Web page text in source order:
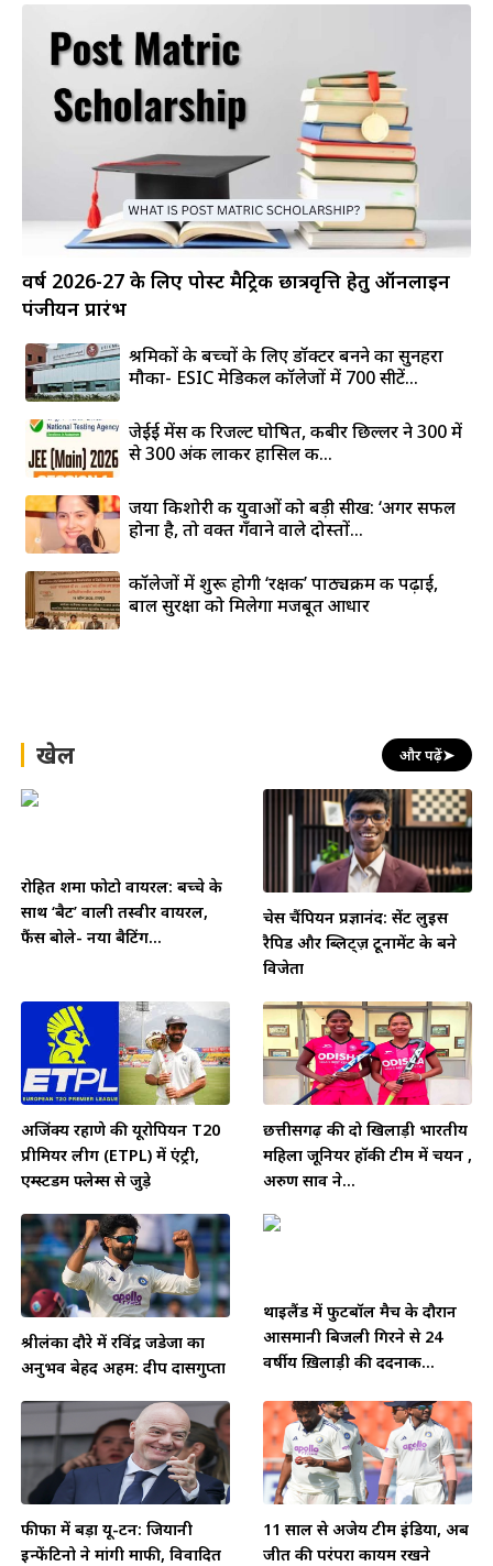
वर्ष 2026-27 के लिए पोस्ट मैट्रिक छात्रवृत्ति हेतु ऑनलाइन
पंजीयन प्रारंभ
श्रमिकों के बच्चों के लिए डॉक्टर बनने का सुनहरा
मौका- ESIC मेडिकल कॉलेजों में 700 सीटें...
जेईई मेंस की रिजल्ट घोषित, कबीर छिल्लर ने 300 में
से 300 अंक लाकर हासिल की...
जया किशोरी की युवाओं को बड़ी सीख: ‘अगर सफल
होना है, तो वक्त गँवाने वाले दोस्तों...
कॉलेजों में शुरू होगी ‘रक्षक’ पाठ्यक्रम की पढ़ाई,
बाल सुरक्षा को मिलेगा मजबूत आधार
खेल और पढ़ें➤
रोहित शर्मा फोटो वायरल: बच्चे के
साथ ‘बैट’ वाली तस्वीर वायरल,
फैंस बोले- नया बैटिंग...
चेस चैंपियन प्रज्ञानंद: सेंट लुइस
रैपिड और ब्लिट्ज़ टूर्नामेंट के बने
विजेता
अजिंक्य रहाणे की यूरोपियन T20
प्रीमियर लीग (ETPL) में एंट्री,
एम्स्टर्डम फ्लेम्स से जुड़े
छत्तीसगढ़ की दो खिलाड़ी भारतीय
महिला जूनियर हॉकी टीम में चयन ,
अरुण साव ने...
श्रीलंका दौरे में रविंद्र जडेजा का
अनुभव बेहद अहम: दीप दासगुप्ता
थाईलैंड में फुटबॉल मैच के दौरान
आसमानी बिजली गिरने से 24
वर्षीय ख़िलाड़ी की दर्दनाक...
फीफा में बड़ा यू-टर्न: जियानी
इन्फेंटिनो ने मांगी माफी, विवादित
11 साल से अजेय टीम इंडिया, अब
जीत की परंपरा कायम रखने